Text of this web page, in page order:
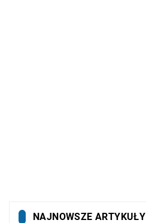
NAJNOWSZE ARTYKUŁY